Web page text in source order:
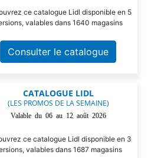
ce catalogue Lidl disponible en 5
valables dans 1640 magasins
Consulter le catalogue
CATALOGUE LIDL
(LES PROMOS DE LA SEMAINE)
Valable du 06 au 12 août 2026
ce catalogue Lidl disponible en 3
valables dans 1687 magasins